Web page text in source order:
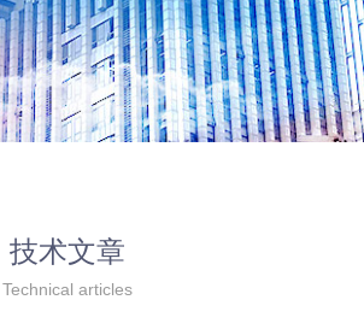
技术文章
Technical articles